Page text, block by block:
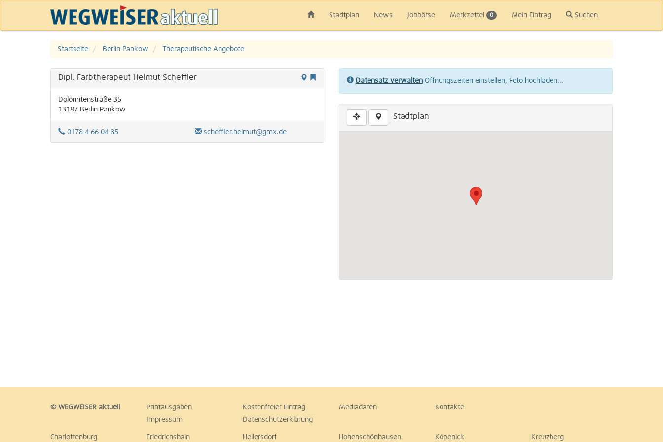
Stadtplan News Jobbörse Merkzettel 0 Mein Eintrag Suchen
Startseite Berlin Pankow Therapeutische Angebote
Dipl. Farbtherapeut Helmut Scheffler
Dolomitenstraße 35
13187 Berlin Pankow
0178 4 66 04 85 scheffler.helmut@gmx.de
Datensatz verwalten Öffnungszeiten einstellen, Foto hochladen...
Stadtplan
© WEGWEISER aktuell Printausgaben Kostenfreier Eintrag Mediadaten
Kontakte
Impressum
Datenschutzerklärung
Charlottenburg Friedrichshain Hellersdorf Hohenschönhausen Köpenick Kreuzberg